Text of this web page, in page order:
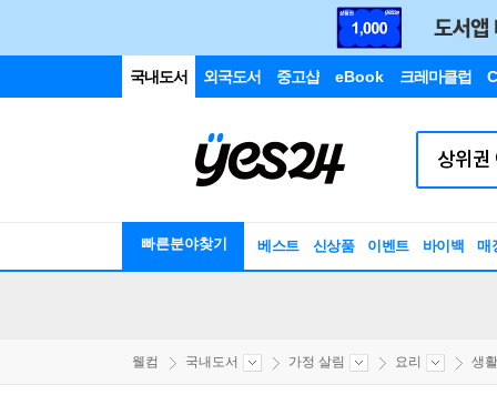
국내도서 외국도서 중고샵 eBook 크레마클럽
빠른분야찾기 베스트 신상품 이벤트 바이백 매
웰컴 국내도서 가정 살림 요리 생